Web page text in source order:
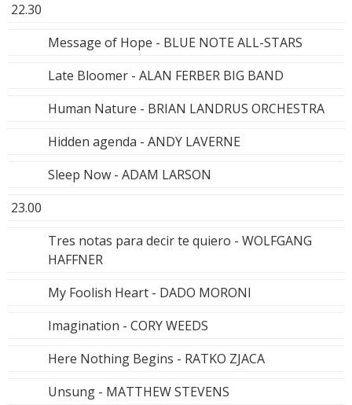
22.30
Message of Hope - BLUE NOTE ALL-STARS
Late Bloomer - ALAN FERBER BIG BAND
Human Nature - BRIAN LANDRUS ORCHESTRA
Hidden agenda - ANDY LAVERNE
Sleep Now - ADAM LARSON
23.00
Tres notas para decir te quiero - WOLFGANG
HAFFNER
My Foolish Heart - DADO MORONI
Imagination - CORY WEEDS
Here Nothing Begins - RATKO ZJACA
Unsung - MATTHEW STEVENS